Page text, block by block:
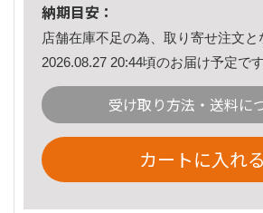
納期目安：
店舗在庫不足の為、取り寄せ注文と
2026.08.27 20:44頃のお届け予定です
受け取り方法・送料に
カートに入れる